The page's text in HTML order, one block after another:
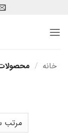
content
خانه /